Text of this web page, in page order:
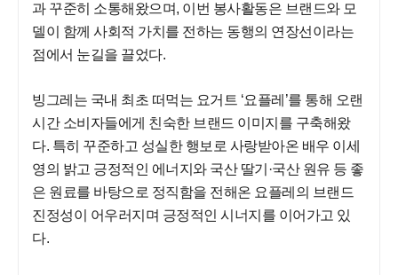
과 꾸준히 소통해왔으며, 이번 봉사활동은 브랜드와 모
델이 함께 사회적 가치를 전하는 동행의 연장선이라는
점에서 눈길을 끌었다.
빙그레는 국내 최초 떠먹는 요거트 ‘요플레’를 통해 오랜
시간 소비자들에게 친숙한 브랜드 이미지를 구축해왔
다. 특히 꾸준하고 성실한 행보로 사랑받아온 배우 이세
영의 밝고 긍정적인 에너지와 국산 딸기·국산 원유 등 좋
은 원료를 바탕으로 정직함을 전해온 요플레의 브랜드
진정성이 어우러지며 긍정적인 시너지를 이어가고 있
다.